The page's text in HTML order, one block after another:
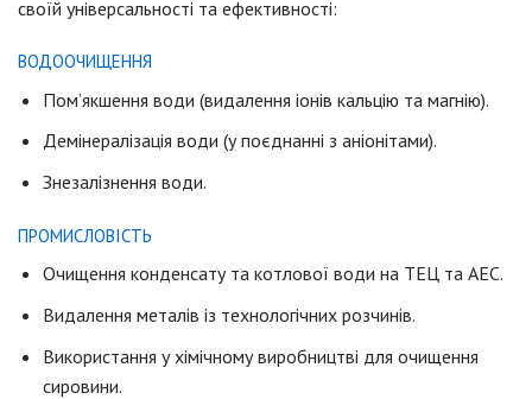
своїй універсальності та ефективності:
ВОДООЧИЩЕННЯ
Пом’якшення води (видалення іонів кальцію та магнію).
Демінералізація води (у поєднанні з аніонітами).
Знезалізнення води.
ПРОМИСЛОВІСТЬ
Очищення конденсату та котлової води на ТЕЦ та АЕС.
Видалення металів із технологічних розчинів.
Використання у хімічному виробництві для очищення
сировини.